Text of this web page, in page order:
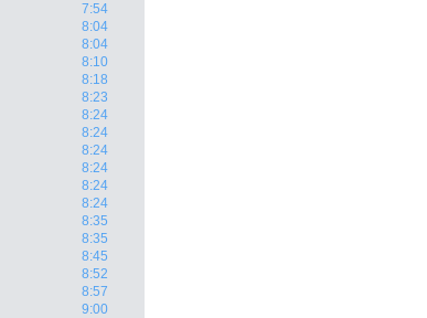
7:54
8:04
8:04
8:10
8:18
8:23
8:24
8:24
8:24
8:24
8:24
8:24
8:35
8:35
8:45
8:52
8:57
9:00